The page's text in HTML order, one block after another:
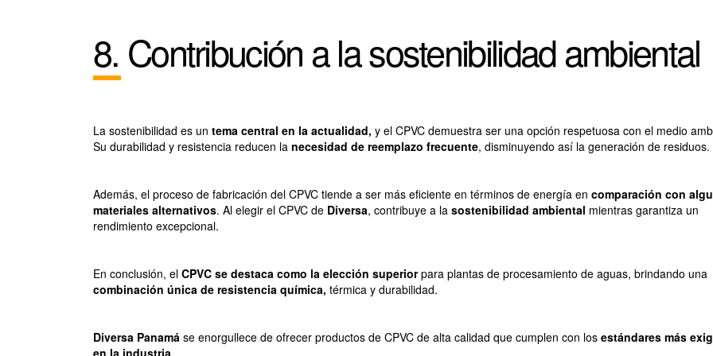
8. Contribución a la sostenibilidad ambiental
La sostenibilidad es un tema central en la actualidad, y el CPVC demuestra ser una opción respetuosa con el medio
Su durabilidad y resistencia reducen la necesidad de reemplazo frecuente, disminuyendo así la generación de residuos.
Además, el proceso de fabricación del CPVC tiende a ser más eficiente en términos de energía en comparación con
materiales alternativos. Al elegir el CPVC de Diversa, contribuye a la sostenibilidad ambiental mientras garantiza un
rendimiento excepcional.
En conclusión, el CPVC se destaca como la elección superiorpara plantas de procesamiento de aguas, brindando una
combinación única de resistencia química, térmica y durabilidad.
Diversa Panamá se enorgullece de ofrecer productos de CPVC de alta calidad que cumplen con los estándares más
en la industria